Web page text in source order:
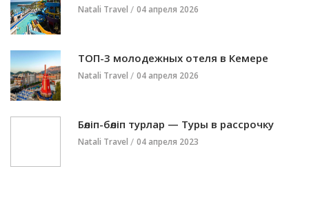
Natali Travel 04 апреля 2026
ТОП-3 молодежных отеля в Кемере
Natali Travel 04 апреля 2026
Бөліп-бөліп турлар — Туры в рассрочку
Natali Travel 04 апреля 2023